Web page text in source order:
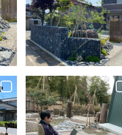
和庭をリノベーシ
ョン。和モダンな外
構デザイン。
Garden Works
自然に囲まれたプ
チキャンプ場のよう